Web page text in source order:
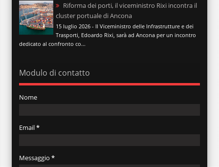
Riforma dei porti, il viceministro Rixi incontra il
cluster portuale di Ancona
15 luglio 2026 - Il Viceministro delle Infrastrutture e dei
Trasporti, Edoardo Rixi, sarà ad Ancona per un incontro
dedicato al confronto co...
Modulo di contatto
Nome
Email*
Messaggio *